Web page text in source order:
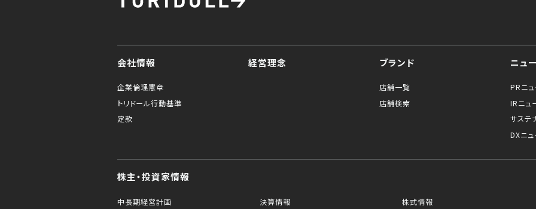
会社情報
企業倫理憲章
トリドール行動基準
定款
経営理念 ブランド
店舗一覧
店舗検索
ニュ
PRニ
IRニュ
サステ
DXニ
株主・投資家情報
中長期経営計画
決算情報
株式情報